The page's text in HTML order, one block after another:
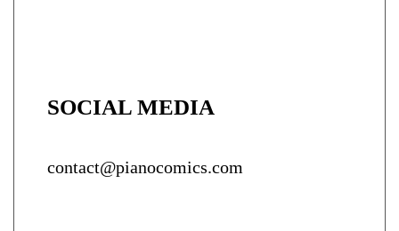
SOCIAL MEDIA
contact@pianocomics.com